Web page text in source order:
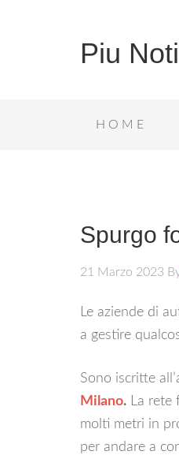
Piu
HOME
Spurgo
21 Marzo 2023
Le aziende di
a gestire
Sono iscritte
Milano. La rete
molti metri in
per andare a